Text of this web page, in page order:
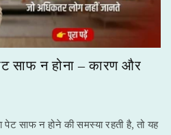
साफ न होना – कारण और
साफ न होने की समस्या रहती है, तो यह